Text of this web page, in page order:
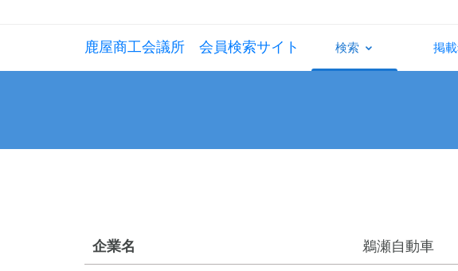
鹿屋商工会議所 会員検索サイト 検索 掲
企業名
鵜瀬自動車